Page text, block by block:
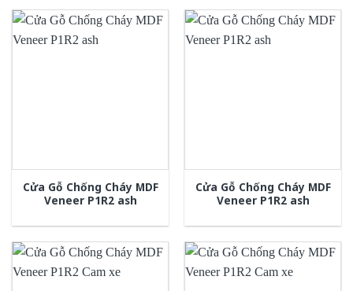
Cửa Gỗ Chống Cháy MDF
Veneer P1R2 ash
Cửa Gỗ Chống Cháy MDF
Veneer P1R2 ash